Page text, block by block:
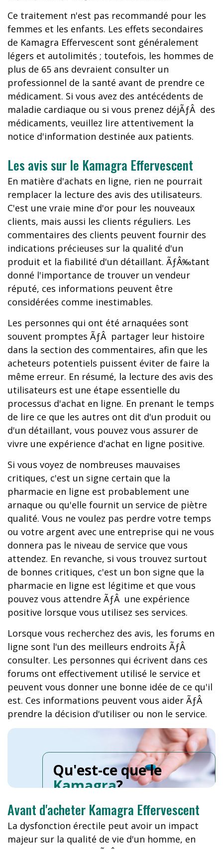
Ce traitement n'est pas recommandé pour les
femmes et les enfants. Les effets secondaires
de Kamagra Effervescent sont généralement
légers et autolimités ; toutefois, les hommes de
plus de 65 ans devraient consulter un
professionnel de la santé avant de prendre ce
médicament. Si vous avez des antécédents de
maladie cardiaque ou si vous prenez déjÃƒÂ des
médicaments, veuillez lire attentivement la
notice d'information destinée aux patients.
Les avis sur le Kamagra Effervescent
En matière d'achats en ligne, rien ne pourrait
remplacer la lecture des avis des utilisateurs.
C'est une vraie mine d'or pour les nouveaux
clients, mais aussi les clients réguliers. Les
commentaires des clients peuvent fournir des
indications précieuses sur la qualité d'un
produit et la fiabilité d'un détaillant. ÃƒÂ‰tant
donné l'importance de trouver un vendeur
réputé, ces informations peuvent être
considérées comme inestimables.
Les personnes qui ont été arnaquées sont
souvent promptes ÃƒÂ partager leur histoire
dans la section des commentaires, afin que les
acheteurs potentiels puissent éviter de faire la
même erreur. En résumé, la lecture des avis des
utilisateurs est une étape essentielle du
processus d'achat en ligne. En prenant le temps
de lire ce que les autres ont dit d'un produit ou
d'un détaillant, vous pouvez vous assurer de
vivre une expérience d'achat en ligne positive.
Si vous voyez de nombreuses mauvaises
critiques, c'est un signe certain que la
pharmacie en ligne est probablement une
arnaque ou qu'elle fournit un service de piètre
qualité. Vous ne voulez pas perdre votre temps
ou votre argent avec une entreprise qui ne vous
donnera pas le niveau de service que vous
attendez. En revanche, si vous trouvez surtout
de bonnes critiques, c'est un bon signe que la
pharmacie en ligne est légitime et que vous
pouvez vous attendre ÃƒÂ une expérience
positive lorsque vous utilisez ses services.
Lorsque vous recherchez des avis, les forums en
ligne sont l'un des meilleurs endroits ÃƒÂ
consulter. Les personnes qui écrivent dans ces
forums ont effectivement utilisé le service et
peuvent vous donner une bonne idée de ce qu'il
est. Ces informations peuvent vous aider ÃƒÂ
prendre la décision d'utiliser ou non le service.
Qu'est-ce que le
Kamagra?
Avant d'acheter Kamagra Effervescent
La dysfonction érectile peut avoir un impact
majeur sur la qualité de vie d'un homme, en